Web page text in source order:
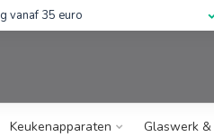
vanaf 35 euro
Keukenapparaten Glaswerk &